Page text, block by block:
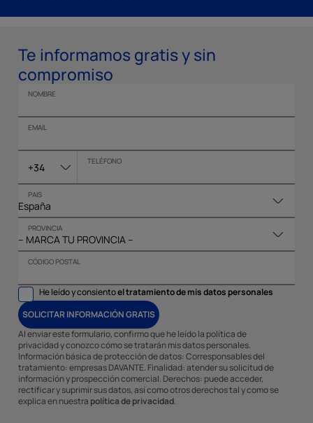
Te informamos gratis y sin
compromiso
NOMBRE
EMAIL
+34 TELÉFONO
PAIS
PROVINCIA
CÓDIGO POSTAL
He leído y consientoel tratamiento de mis datos personales
SOLICITAR INFORMACIÓN GRATIS
Al enviar este formulario, confirmo que he leído la política de
privacidad y conozco cómo se tratarán mis datos personales.
Información básica de protección de datos: Corresponsables del
tratamiento: empresas DAVANTE. Finalidad: atender su solicitud de
información y prospección comercial. Derechos: puede acceder,
rectificar y suprimir sus datos, así como otros derechos tal y como se
explica en nuestra política de privacidad.